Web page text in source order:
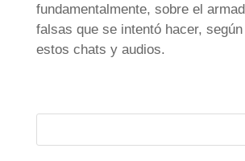
fundamentalmente, sobre el
falsas que se intentó hacer,
estos chats y audios.